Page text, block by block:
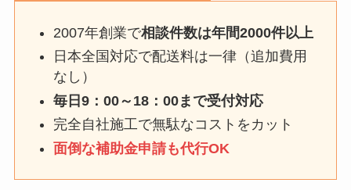
2007年創業で相談件数は年間2000件以上
日本全国対応で配送料は一律（追加費用
なし）
毎日9：00～18：00まで受付対応
完全自社施工で無駄なコストをカット
面倒な補助金申請も代行OK